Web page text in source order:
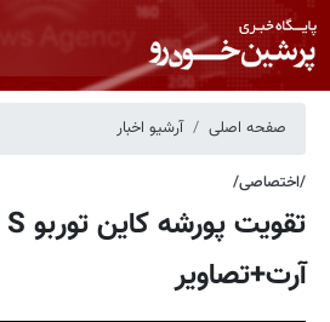
صفحه اصلی آرشیو اخبار
/اختصاصی/
آرت+تصاویر